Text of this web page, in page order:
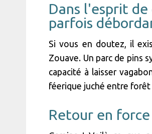
Dans l'esprit
parfois
Si vous en doutez, il
Zouave. Un parc de pins
capacité à laisser
féerique juché entre
Retour en